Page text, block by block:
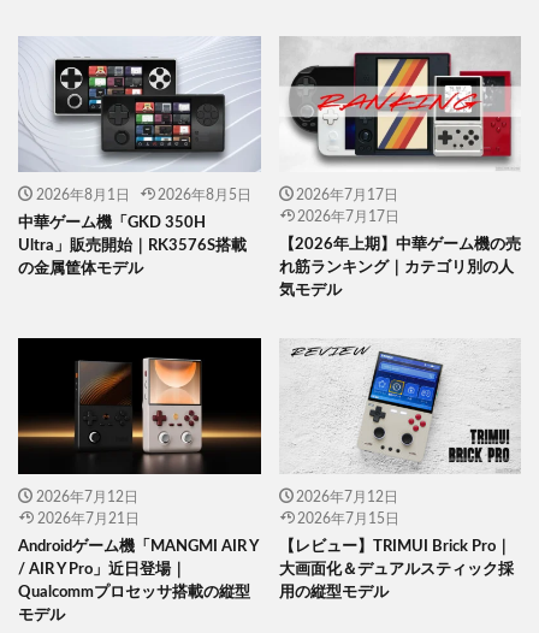
2026年8月1日 2026年8月5日
中華ゲーム機「GKD 350H
Ultra」販売開始｜RK3576S搭載
の金属筐体モデル
2026年7月17日
2026年7月17日
【2026年上期】中華ゲーム機の売
れ筋ランキング｜カテゴリ別の人
気モデル
2026年7月12日
2026年7月21日
Androidゲーム機「MANGMI AIR Y
/ AIR Y Pro」近日登場｜
Qualcommプロセッサ搭載の縦型
モデル
2026年7月12日
2026年7月15日
【レビュー】TRIMUI Brick Pro｜
大画面化＆デュアルスティック採
用の縦型モデル